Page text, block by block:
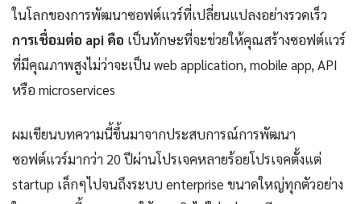
ในโลกของการพัฒนาซอฟต์แวร์ที่เปลี่ยนแปลงอย่างรวดเร็ว
การเชื่อมต่อ api คือ เป็นทักษะที่จะช่วยให้คุณสร้างซอฟต์แวร์
ที่มีคุณภาพสูงไม่ว่าจะเป็น web application, mobile app, API
หรือ microservices
ผมเขียนบทความนี้ขึ้นมาจากประสบการณ์การพัฒนา
ซอฟต์แวร์มากว่า 20 ปีผ่านโปรเจคหลายร้อยโปรเจคตั้งแต่
startup เล็กๆไปจนถึงระบบ enterprise ขนาดใหญ่ทุกตัวอย่าง